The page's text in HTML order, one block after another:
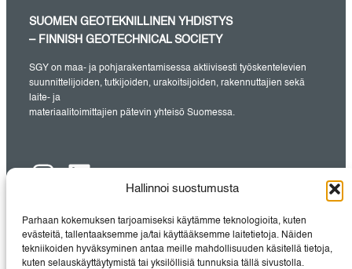
Hallinnoi suostumusta
Parhaan kokemuksen tarjoamiseksi käytämme teknologioita, kuten
evästeitä, tallentaaksemme ja/tai käyttääksemme laitetietoja. Näiden
tekniikoiden hyväksyminen antaa meille mahdollisuuden käsitellä tietoja,
kuten selauskäyttäytymistä tai yksilöllisiä tunnuksia tällä sivustolla.
SUOMEN GEOTEKNILLINEN YHDISTYS
– FINNISH GEOTECHNICAL SOCIETY
SGY on maa- ja pohjarakentamisessa aktiivisesti työskentelevien
suunnittelijoiden, tutkijoiden, urakoitsijoiden, rakennuttajien sekä
laite- ja
materiaalitoimittajien pätevin yhteisö Suomessa.
Instagram LinkedIn
TIETOSUOJALAUSUNTO
EVÄSTEKÄYTÄNTÖ
YHTEYSTIEDOT